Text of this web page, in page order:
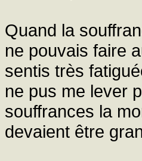
Quand la
ne pouvais faire
sentis très
ne pus me lever
souffrances la
devaient être